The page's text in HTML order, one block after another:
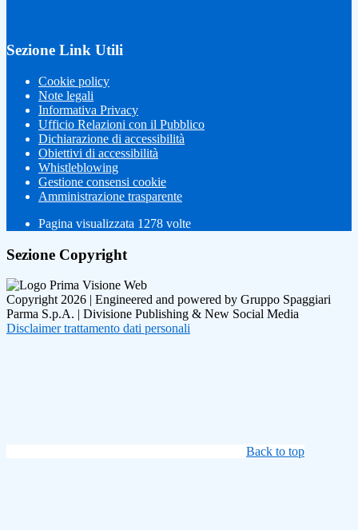
Sezione Link Utili
Cookie policy
Note legali
Informativa Privacy
Ufficio Relazioni con il Pubblico
Dichiarazione di accessibilità
Obiettivi di accessibilità
Whistleblowing
Gestione consensi cookie
Amministrazione trasparente
Pagina visualizzata 1278 volte
Sezione Copyright
Copyright 2026 | Engineered and powered by Gruppo Spaggiari
Parma S.p.A. | Divisione Publishing & New Social Media
Disclaimer trattamento dati personali
Back to top